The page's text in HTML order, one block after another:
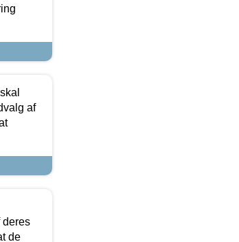
af
deres
de